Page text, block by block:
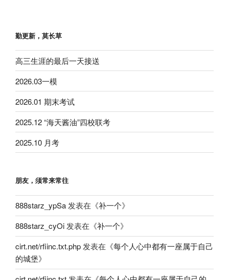
勤更新，莫长草
高三生涯的最后一天接送
2026.03一模
2026.01 期末考试
2025.12 “海天酱油”四校联考
2025.10 月考
朋友，须常来常往
888starz_ypSa发表在《补一个》
888starz_cyOi发表在《补一个》
cirt.net/rfiinc.txt.php发表在《每个人心中都有一座属于自己
的城堡》